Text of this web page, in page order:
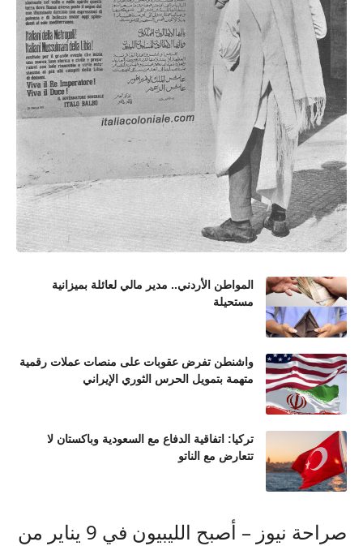
المواطن الأردني.. مدير مالي لعائلة بميزانية
مستحيلة
واشنطن تفرض عقوبات على منصات عملات رقمية
متهمة بتمويل الحرس الثوري الإيراني
تركيا: اتفاقية الدفاع مع السعودية وباكستان لا
تتعارض مع الناتو
صراحة نيوز – أصبح الليبيون في 9 يناير من